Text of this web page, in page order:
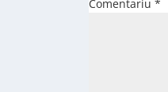
Comentariu *